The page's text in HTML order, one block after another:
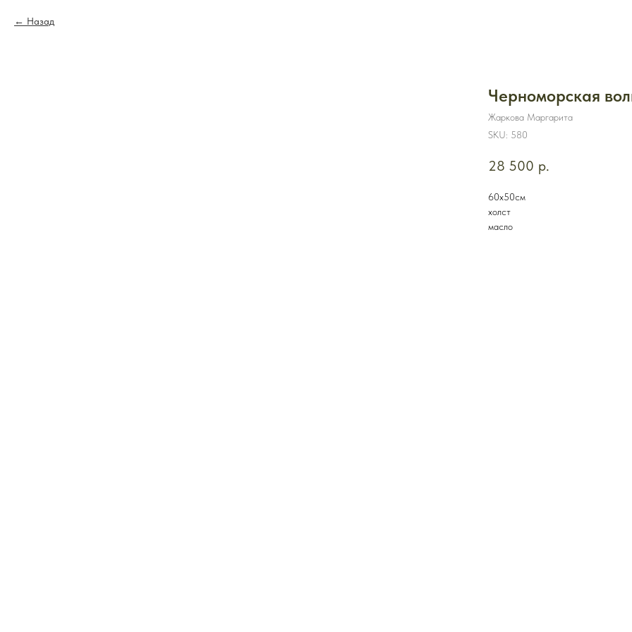
Назад
Черноморская
Жаркова Маргарита
SKU: 580
28 500 р.
60х50см
холст
масло